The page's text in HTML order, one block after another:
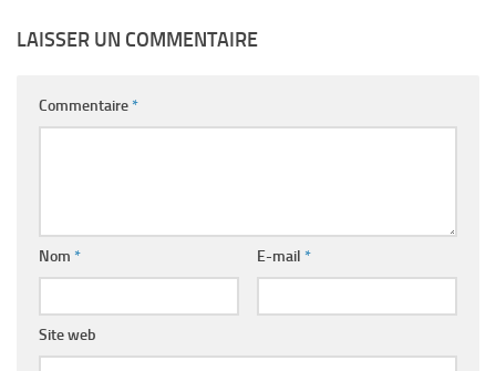
LAISSER UN COMMENTAIRE
Commentaire*
Nom * E-mail *
Site web